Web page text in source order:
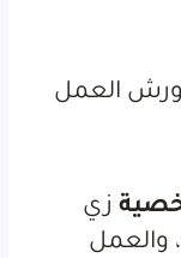
العمل
زي
والعمل